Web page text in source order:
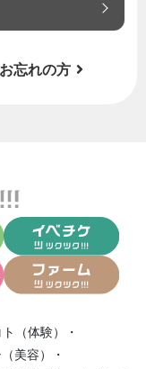
忘れの方
ト（体験）
・
美容）
・